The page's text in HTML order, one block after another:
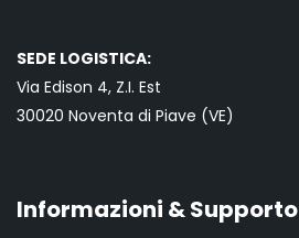
SEDE LOGISTICA:
Via Edison 4, Z.I. Est
30020 Noventa di Piave (VE)
Informazioni & Supporto